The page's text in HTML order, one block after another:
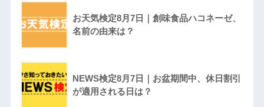
お天気検定8月7日｜創味食品ハコネーゼ、
名前の由来は？
NEWS検定8月7日｜お盆期間中、休日割引
が適用される日は？